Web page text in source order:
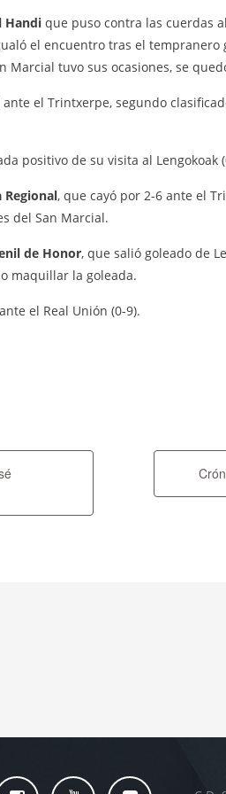
Handi que puso contra las cuerdas
el encuentro tras el
Marcial tuvo sus ocasiones, se
el Trintxerpe, segundo
positivo de su visita al Lengokoak
Regional, que cayó por 2-6 ante el
del San Marcial.
de Honor, que salió goleado de
maquillar la goleada.
el Real Unión (0-9).